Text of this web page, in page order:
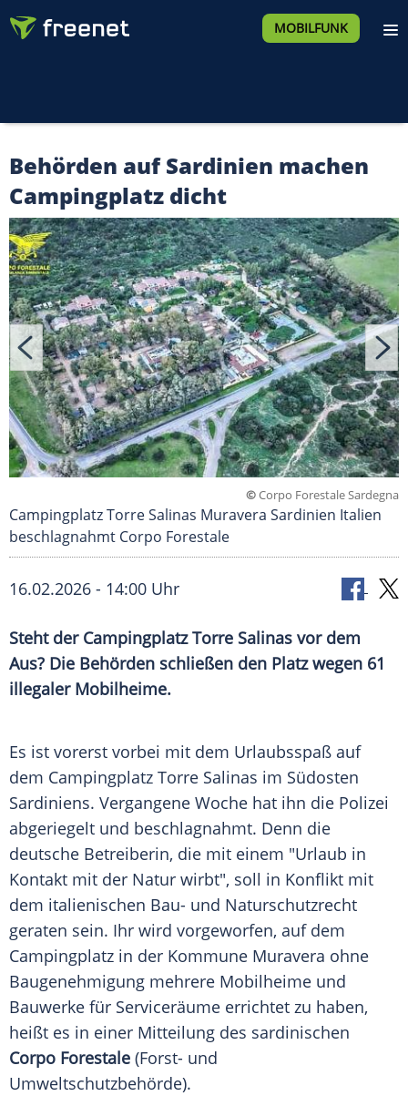
MOBILFUNK
Behörden auf Sardinien machen
Campingplatz dicht
©Corpo Forestale Sardegna
Campingplatz Torre Salinas Muravera Sardinien Italien
beschlagnahmt Corpo Forestale
16.02.2026 - 14:00 Uhr
Steht der Campingplatz Torre Salinas vor dem
Aus? Die Behörden schließen den Platz wegen 61
illegaler Mobilheime.
Es ist vorerst vorbei mit dem Urlaubsspaß auf
dem Campingplatz Torre Salinas im Südosten
Sardiniens. Vergangene Woche hat ihn die Polizei
abgeriegelt und beschlagnahmt. Denn die
deutsche Betreiberin, die mit einem "Urlaub in
Kontakt mit der Natur wirbt", soll in Konflikt mit
dem italienischen Bau- und Naturschutzrecht
geraten sein. Ihr wird vorgeworfen, auf dem
Campingplatz in der Kommune Muravera ohne
Baugenehmigung mehrere Mobilheime und
Bauwerke für Serviceräume errichtet zu haben,
heißt es in einer Mitteilung des sardinischen
Corpo Forestale (Forst- und
Umweltschutzbehörde).